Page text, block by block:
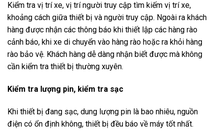
Kiểm tra vị trí xe, vị trí người truy cập tìm kiếm vị trí xe,
khoảng cách giữa thiết bị và người truy cập. Ngoài ra khách
hàng được nhận các thông báo khi thiết lập các hàng rào
cảnh báo, khi xe di chuyển vào hàng rào hoặc ra khỏi hàng
rào bảo vệ. Khách hàng dễ dàng nhận biết được mà không
cần kiểm tra thiết bị thường xuyên.
Kiểm tra lượng pin, kiểm tra sạc
Khi thiết bị đang sạc, dung lượng pin là bao nhiêu, nguồn
điện có ổn định không, thiết bị đều báo về máy tốt nhất.